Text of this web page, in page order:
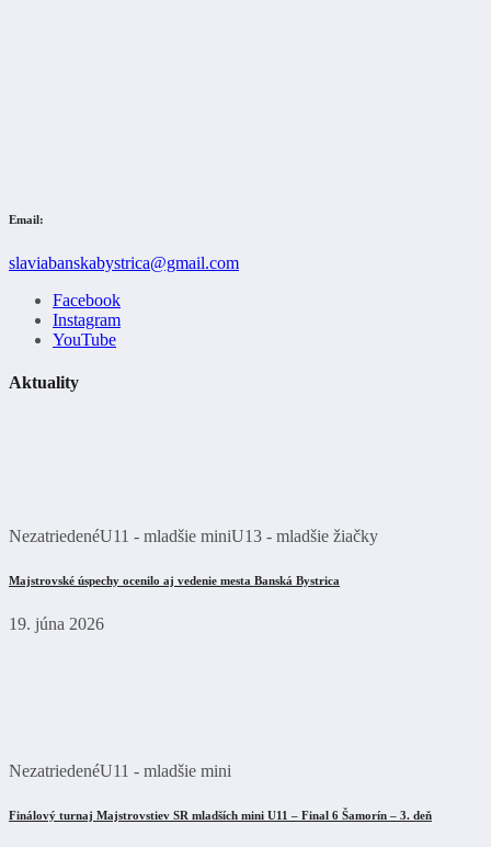
Email:
slaviabanskabystrica@gmail.com
Facebook
Instagram
YouTube
Aktuality
NezatriedenéU11 - mladšie miniU13 - mladšie žiačky
Majstrovské úspechy ocenilo aj vedenie mesta Banská Bystrica
19. júna 2026
NezatriedenéU11 - mladšie mini
Finálový turnaj Majstrovstiev SR mladších mini U11 – Final 6 Šamorín – 3. deň